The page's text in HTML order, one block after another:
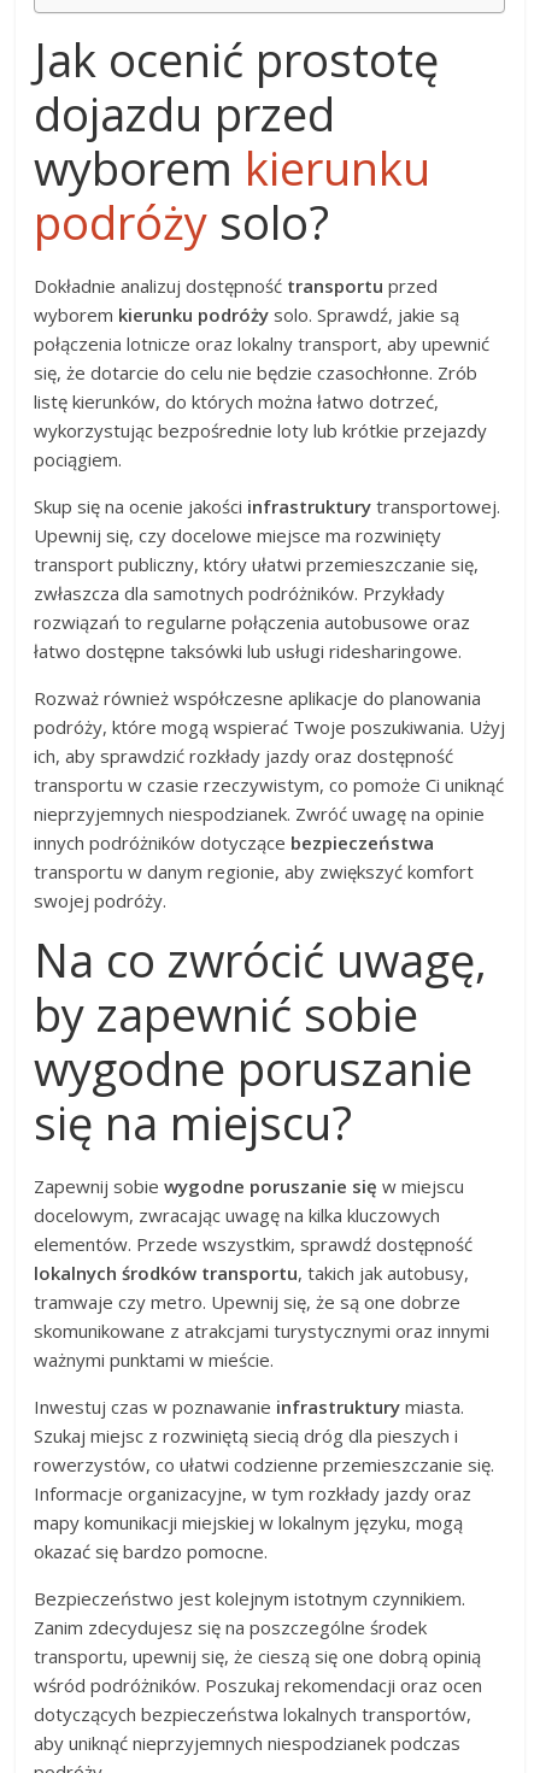
Jak ocenić prostotę
dojazdu przed
wyborem kierunku
podróży solo?
Dokładnie analizuj dostępność transportu przed
wyborem kierunku podróży solo. Sprawdź, jakie są
połączenia lotnicze oraz lokalny transport, aby upewnić
się, że dotarcie do celu nie będzie czasochłonne. Zrób
listę kierunków, do których można łatwo dotrzeć,
wykorzystując bezpośrednie loty lub krótkie przejazdy
pociągiem.
Skup się na ocenie jakości infrastruktury transportowej.
Upewnij się, czy docelowe miejsce ma rozwinięty
transport publiczny, który ułatwi przemieszczanie się,
zwłaszcza dla samotnych podróżników. Przykłady
rozwiązań to regularne połączenia autobusowe oraz
łatwo dostępne taksówki lub usługi ridesharingowe.
Rozważ również współczesne aplikacje do planowania
podróży, które mogą wspierać Twoje poszukiwania. Użyj
ich, aby sprawdzić rozkłady jazdy oraz dostępność
transportu w czasie rzeczywistym, co pomoże Ci uniknąć
nieprzyjemnych niespodzianek. Zwróć uwagę na opinie
innych podróżników dotyczące bezpieczeństwa
transportu w danym regionie, aby zwiększyć komfort
swojej podróży.
Na co zwrócić uwagę,
by zapewnić sobie
wygodne poruszanie
się na miejscu?
Zapewnij sobiewygodne poruszanie się w miejscu
docelowym, zwracając uwagę na kilka kluczowych
elementów. Przede wszystkim, sprawdź dostępność
lokalnych środków transportu, takich jak autobusy,
tramwaje czy metro. Upewnij się, że są one dobrze
skomunikowane z atrakcjami turystycznymi oraz innymi
ważnymi punktami w mieście.
Inwestuj czas w poznawanie infrastruktury miasta.
Szukaj miejsc z rozwiniętą siecią dróg dla pieszych i
rowerzystów, co ułatwi codzienne przemieszczanie się.
Informacje organizacyjne, w tym rozkłady jazdy oraz
mapy komunikacji miejskiej w lokalnym języku, mogą
okazać się bardzo pomocne.
Bezpieczeństwo jest kolejnym istotnym czynnikiem.
Zanim zdecydujesz się na poszczególne środek
transportu, upewnij się, że cieszą się one dobrą opinią
wśród podróżników. Poszukaj rekomendacji oraz ocen
dotyczących bezpieczeństwa lokalnych transportów,
aby uniknąć nieprzyjemnych niespodzianek podczas